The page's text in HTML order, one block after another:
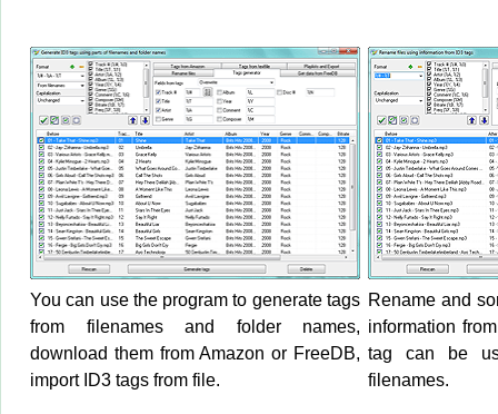
You can use the program to generate tags
from filenames and folder names,
download them from Amazon or FreeDB,
import ID3 tags from file.
Rename and
information
tag can be
filenames.